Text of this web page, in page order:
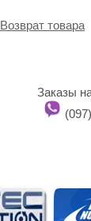
Возврат товара
Заказы
(097)